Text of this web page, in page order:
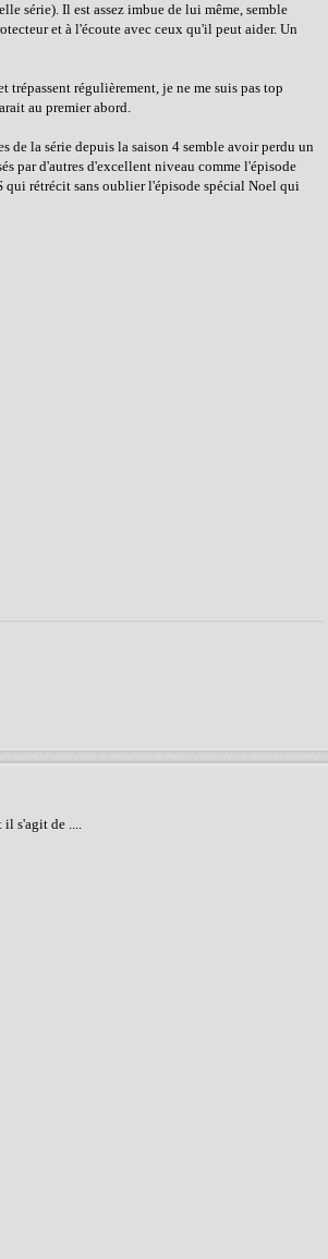
série). Il est assez imbue de lui même, semble
et à l'écoute avec ceux qu'il peut aider. Un
régulièrement, je ne me suis pas top
au premier abord.
de la série depuis la saison 4 semble avoir perdu un
par d'autres d'excellent niveau comme l'épisode
qui rétrécit sans oublier l'épisode spécial Noel qui
s'agit de ....